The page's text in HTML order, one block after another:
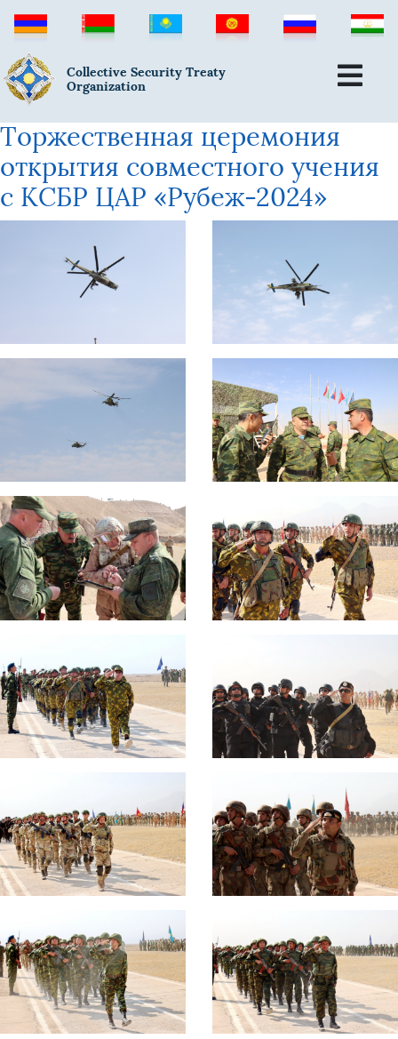
Collective Security Treaty
Organization
Торжественная церемония
открытия совместного учения
с КСБР ЦАР «Рубеж-2024»